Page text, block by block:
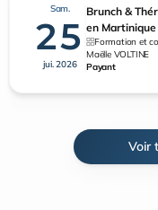
Voir
Sam.
25
jui. 2026
Brunch &
en Martinique
Formation et
Maëlle VOLTINE
Payant